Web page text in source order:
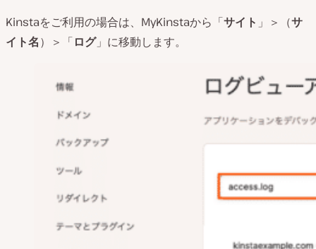
Kinstaをご利用の場合は、MyKinstaから「サイト 」＞（サ
イト名）＞「ログ」に移動します。